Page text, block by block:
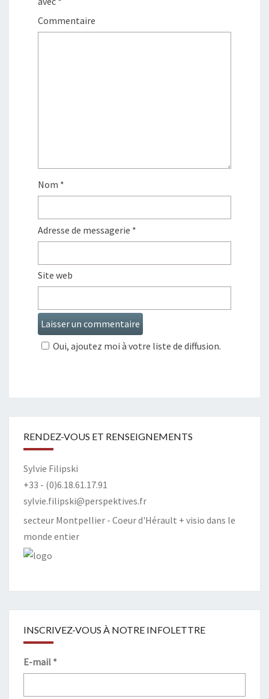
Commentaire
Nom *
Adresse de messagerie *
Site web
Oui, ajoutez moi à votre liste de diffusion.
RENDEZ-VOUS ET RENSEIGNEMENTS
Sylvie Filipski
+33 - (0)6.18.61.17.91
sylvie.filipski@perspektives.fr
secteur Montpellier - Coeur d'Hérault + visio dans le
monde entier
INSCRIVEZ-VOUS À NOTRE INFOLETTRE
E-mail *